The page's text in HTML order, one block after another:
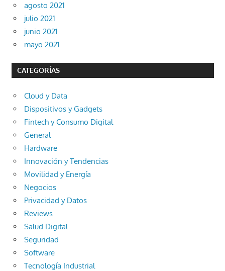
agosto 2021
julio 2021
junio 2021
mayo 2021
CATEGORÍAS
Cloud y Data
Dispositivos y Gadgets
Fintech y Consumo Digital
General
Hardware
Innovación y Tendencias
Movilidad y Energía
Negocios
Privacidad y Datos
Reviews
Salud Digital
Seguridad
Software
Tecnología Industrial